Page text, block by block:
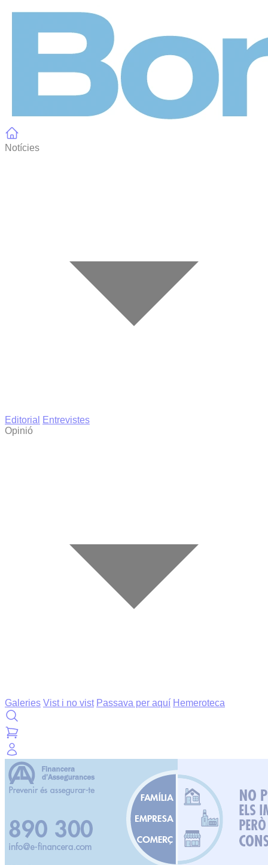
Notícies
Editorial
Entrevistes
Opinió
Galeries Vist i no vist Passava per aquí Hemeroteca